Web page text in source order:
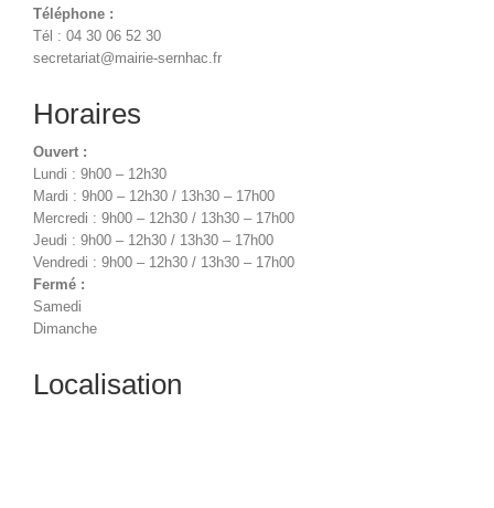
Téléphone :
Tél : 04 30 06 52 30
secretariat@mairie-sernhac.fr
Horaires
Ouvert :
Lundi : 9h00 – 12h30
Mardi : 9h00 – 12h30 / 13h30 – 17h00
Mercredi : 9h00 – 12h30 / 13h30 – 17h00
Jeudi : 9h00 – 12h30 / 13h30 – 17h00
Vendredi : 9h00 – 12h30 / 13h30 – 17h00
Fermé :
Samedi
Dimanche
Localisation